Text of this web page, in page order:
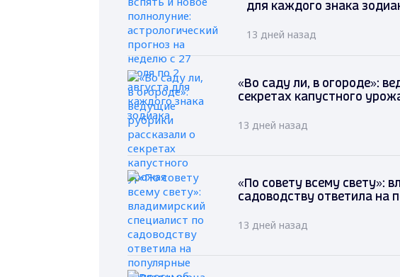
для каждого знака
13 дней назад
«Во саду ли, в огороде»:
секретах капустного
13 дней назад
«По совету всему свету»:
садоводству ответила на
13 дней назад